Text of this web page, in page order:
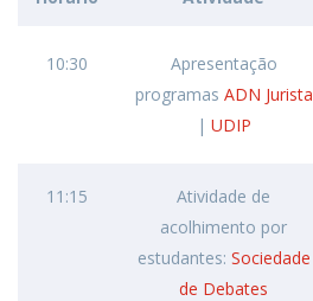
10:30
Apresentação
programas ADN Jurista
| UDIP
11:15
Atividade de
acolhimento por
estudantes: Sociedade
de Debates